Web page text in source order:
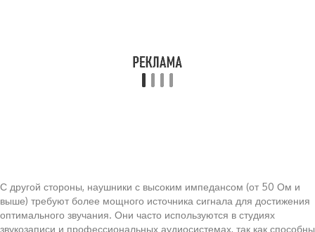
С другой стороны, наушники с высоким импедансом (от 50 Ом и
выше) требуют более мощного источника сигнала для достижения
оптимального звучания. Они часто используются в студиях
звукозаписи и профессиональных аудиосистемах, так как способны